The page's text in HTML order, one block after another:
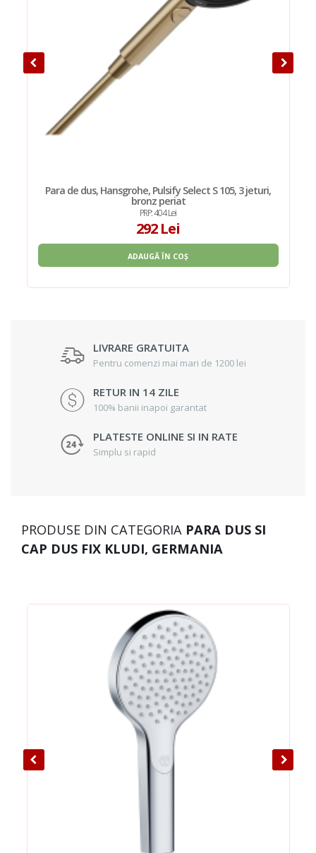
Para de dus, Hansgrohe, Pulsify Select S 105, 3 jeturi,
bronz periat
PRP: 404 Lei
292 Lei
ADAUGĂ ÎN COȘ
LIVRARE GRATUITA
Pentru comenzi mai mari de 1200 lei
RETUR IN 14 ZILE
100% banii inapoi garantat
PLATESTE ONLINE SI IN RATE
Simplu si rapid
PRODUSE DIN CATEGORIA PARA DUS SI
CAP DUS FIX KLUDI, GERMANIA